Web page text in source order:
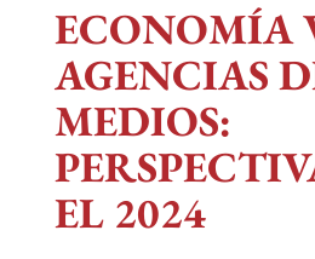
ECONOMÍA
AGENCIAS
MEDIOS:
EL 2024